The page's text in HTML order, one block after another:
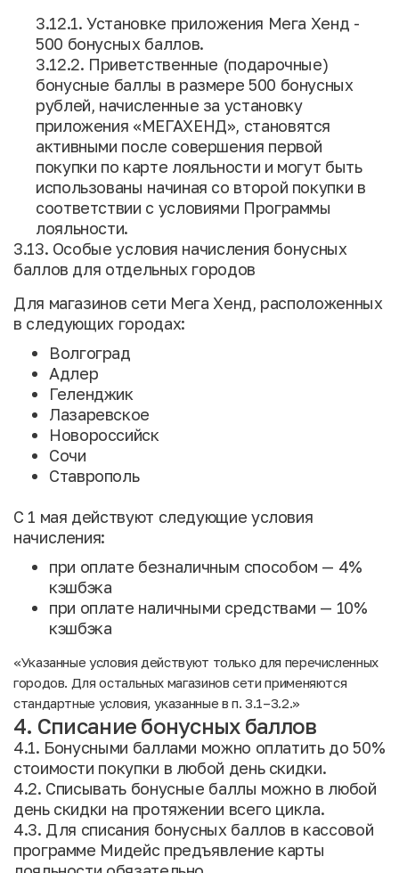
3.12.1. Установке приложения Мега Хенд -
500 бонусных баллов.
3.12.2. Приветственные (подарочные)
бонусные баллы в размере 500 бонусных
рублей, начисленные за установку
приложения «МЕГАХЕНД», становятся
активными после совершения первой
покупки по карте лояльности и могут быть
использованы начиная со второй покупки в
соответствии с условиями Программы
лояльности.
3.13. Особые условия начисления бонусных
баллов для отдельных городов
Для магазинов сети Мега Хенд, расположенных
в следующих городах:
Волгоград
Адлер
Геленджик
Лазаревское
Новороссийск
Сочи
Ставрополь
С 1 мая действуют следующие условия
начисления:
при оплате безналичным способом — 4%
кэшбэка
при оплате наличными средствами — 10%
кэшбэка
«Указанные условия действуют только для перечисленных
городов. Для остальных магазинов сети применяются
стандартные условия, указанные в п. 3.1–3.2.»
4. Списание бонусных баллов
4.1. Бонусными баллами можно оплатить до 50%
стоимости покупки в любой день скидки.
4.2. Списывать бонусные баллы можно в любой
день скидки на протяжении всего цикла.
4.3. Для списания бонусных баллов в кассовой
программе Мидейс предъявление карты